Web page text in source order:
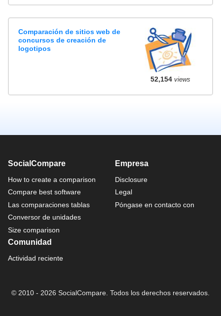
Comparación de sitios web de
concursos de creación de
logotipos
52,154views
SocialCompare
How to create a comparison
Compare best software
Las comparaciones tablas
Conversor de unidades
Size comparison
Empresa
Disclosure
Legal
Póngase en contacto con
Comunidad
Actividad reciente
© 2010 - 2026 SocialCompare. Todos los derechos reservados.